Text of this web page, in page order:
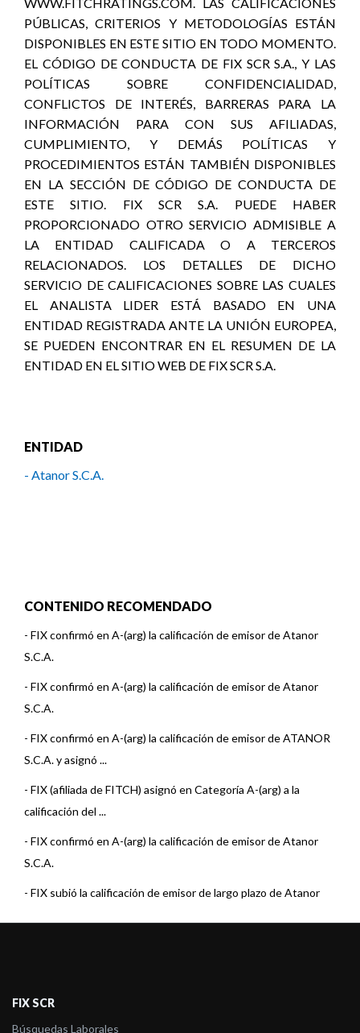
PÚBLICAS, CRITERIOS Y METODOLOGÍAS ESTÁN
DISPONIBLES EN ESTE SITIO EN TODO MOMENTO.
EL CÓDIGO DE CONDUCTA DE FIX SCR S.A., Y LAS
POLÍTICAS SOBRE CONFIDENCIALIDAD,
CONFLICTOS DE INTERÉS, BARRERAS PARA LA
INFORMACIÓN PARA CON SUS AFILIADAS,
CUMPLIMIENTO, Y DEMÁS POLÍTICAS Y
PROCEDIMIENTOS ESTÁN TAMBIÉN DISPONIBLES
EN LA SECCIÓN DE CÓDIGO DE CONDUCTA DE
ESTE SITIO. FIX SCR S.A. PUEDE HABER
PROPORCIONADO OTRO SERVICIO ADMISIBLE A
LA ENTIDAD CALIFICADA O A TERCEROS
RELACIONADOS. LOS DETALLES DE DICHO
SERVICIO DE CALIFICACIONES SOBRE LAS CUALES
EL ANALISTA LIDER ESTÁ BASADO EN UNA
ENTIDAD REGISTRADA ANTE LA UNIÓN EUROPEA,
SE PUEDEN ENCONTRAR EN EL RESUMEN DE LA
ENTIDAD EN EL SITIO WEB DE FIX SCR S.A.
ENTIDAD
- Atanor S.C.A.
CONTENIDO RECOMENDADO
- FIX confirmó en A-(arg) la calificación de emisor de Atanor
S.C.A.
- FIX confirmó en A-(arg) la calificación de emisor de Atanor
S.C.A.
- FIX confirmó en A-(arg) la calificación de emisor de ATANOR
S.C.A. y asignó ...
- FIX (afiliada de FITCH) asignó en Categoría A-(arg) a la
calificación del ...
- FIX confirmó en A-(arg) la calificación de emisor de Atanor
S.C.A.
- FIX subió la calificación de emisor de largo plazo de Atanor
- FIX bajo a A(arg) desde A+(arg) la calificación de Emisor de
FIX SCR
Búsquedas Laborales